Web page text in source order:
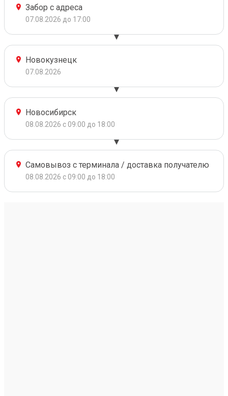
Забор с адреса
07.08.2026 до 17:00
Новокузнецк
07.08.2026
Новосибирск
08.08.2026 с 09:00 до 18:00
Самовывоз с терминала / доставка получателю
08.08.2026 с 09:00 до 18:00